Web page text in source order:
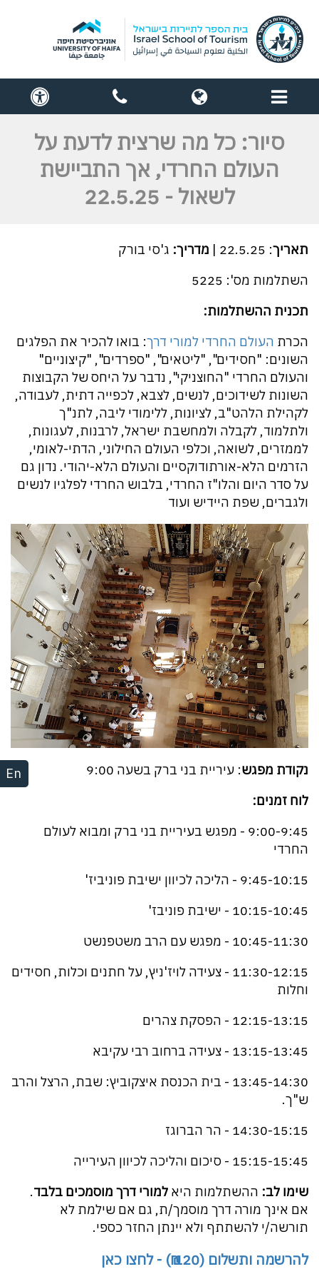
En
תפריט globe
contact
us
סיור: כל מה שרצית לדעת על
העולם החרדי, אך התביישת
לשאול - 22.5.25
תאריך: 22.5.25 | מדריך: ג'סי בורק
השתלמות מס': 5225
תכנית ההשתלמות:
הכרת העולם החרדי למורי דרך: בואו להכיר את הפלגים
השונים: "חסידים", "ליטאים", "ספרדים", "קיצוניים"
והעולם החרדי "החוצניקי", נדבר על היחס של הקבוצות
השונות לשידוכים, לנשים, לצבא, לכפייה דתית, לעבודה,
לקהילת הלהט"ב, לציונות, ללימודי ליבה, לתנ"ך
ולתלמוד, לקבלה ולמחשבת ישראל, לרבנות, לעגונות,
לממזרים, לשואה, וכלפי העולם החילוני, הדתי-לאומי,
הזרמים הלא-אורתודוקסיים והעולם הלא-יהודי. נדון גם
על סדר היום והלו"ז החרדי, בלבוש החרדי לפלגיו לנשים
ולגברים, שפת היידיש ועוד
נקודת מפגש: עיריית בני ברק בשעה 9:00
לוח זמנים:
9:00-9:45 - מפגש בעיריית בני ברק ומבוא לעולם
החרדי
9:45-10:15 - הליכה לכיוון ישיבת פוניביז'
10:15-10:45 - ישיבת פוניבז'
10:45-11:30 - מפגש עם הרב משטפנשט
11:30-12:15 - צעידה לויז'ניץ, על חתנים וכלות, חסידים
וחלות
12:15-13:15 - הפסקת צהרים
13:15-13:45 - צעידה ברחוב רבי עקיבא
13:45-14:30 - בית הכנסת איצקוביץ: שבת, הרצל והרב
ש"ך.
14:30-15:15 - הר הברוגז
15:15-15:45 - סיכום והליכה לכיוון העירייה
שימו לב: ההשתלמות היא למורי דרך מוסמכים בלבד.
אם אינך מורה דרך מוסמך/ת, גם אם שילמת לא
תורשה/י להשתתף ולא יינתן החזר כספי.
להרשמה ותשלום (120 ₪) - לחצו כאן